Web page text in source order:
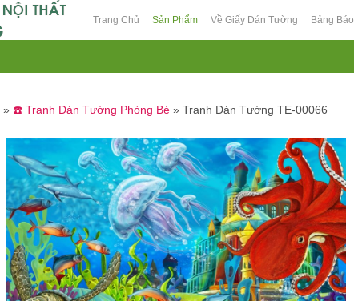
Trang Chủ Sản Phẩm Về Giấy Dán Tường Bảng
» ☎️ Tranh Dán Tường Phòng Bé » Tranh Dán Tường TE-00066